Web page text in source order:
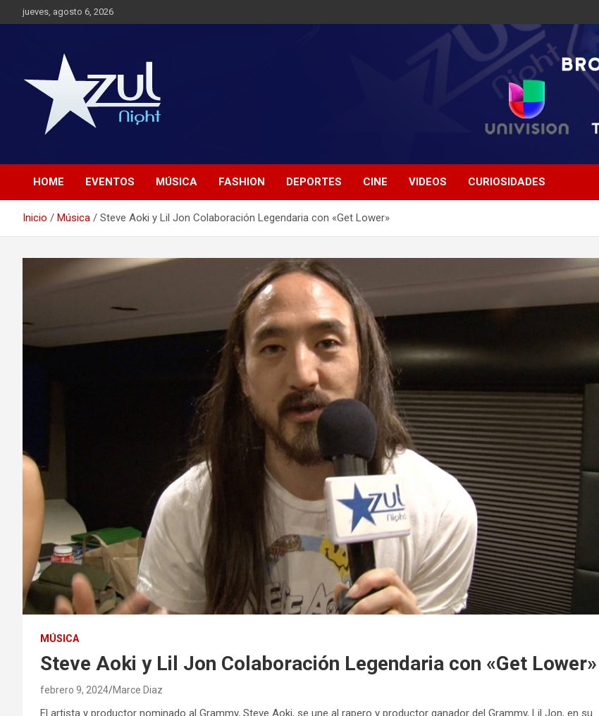
Saltar
al
jueves, agosto 6, 2026
Azul Night TV
HOME EVENTOS MÚSICA FASHION DEPORTES CINE VIDEOS CURIOSIDADES
Inicio Música Steve Aoki y Lil Jon Colaboración Legendaria con «Get Lower»
MÚSICA
Steve Aoki y Lil Jon Colaboración Legendaria con «Get Lower»
febrero 9, 2024 Marce Diaz
El artista y productor nominado al Grammy, Steve Aoki, se une al rapero y productor ganador del Grammy, Lil Jon, en su